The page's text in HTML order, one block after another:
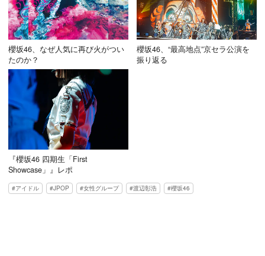
櫻坂46、なぜ人気に再び火がつい
たのか？
櫻坂46、“最高地点”京セラ公演を
振り返る
『櫻坂46 四期生「First
Showcase」』レポ
アイドル JPOP 女性グループ 渡辺彰浩 櫻坂46